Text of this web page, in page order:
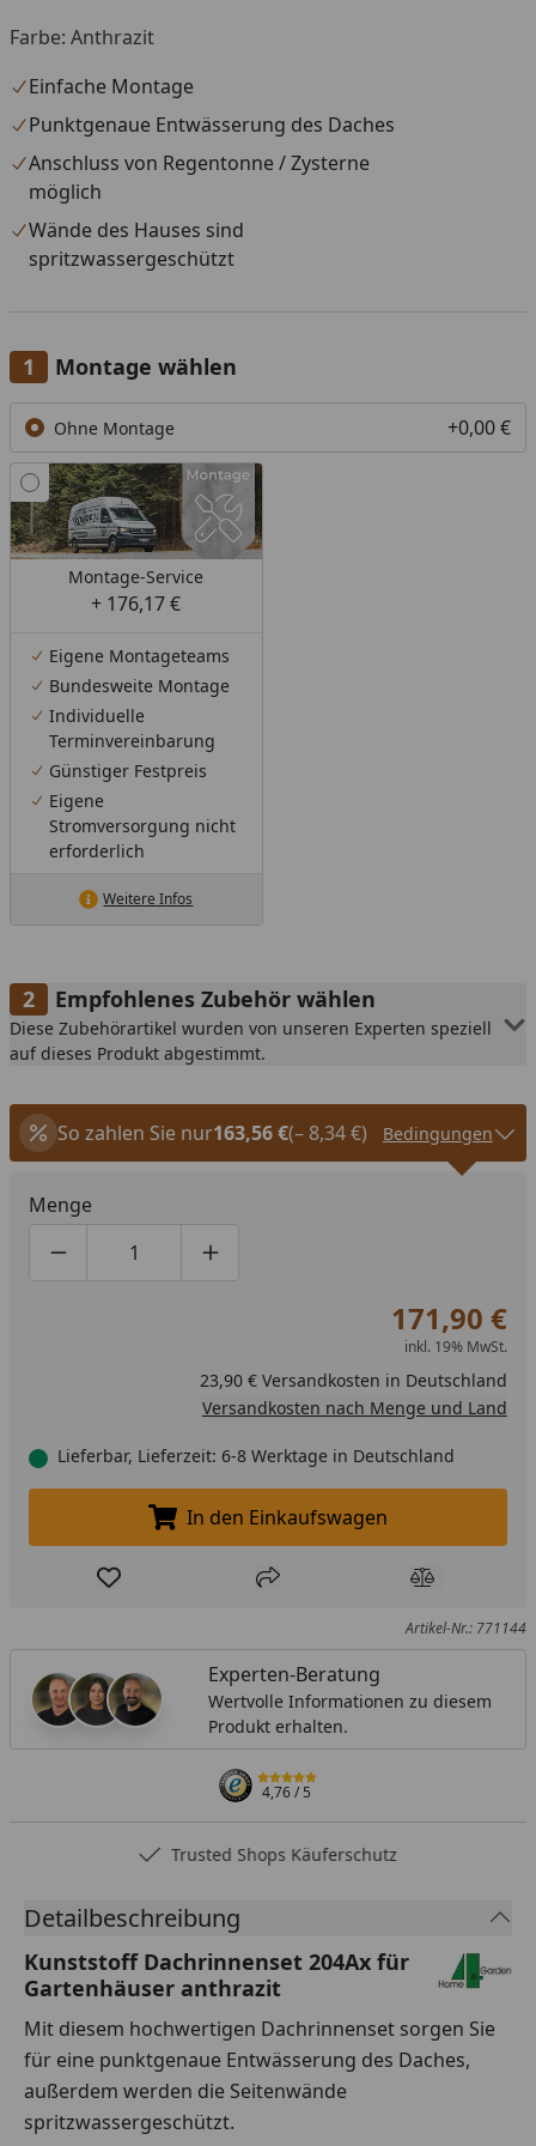
Farbe: Anthrazit
Einfache Montage
Punktgenaue Entwässerung des Daches
Anschluss von Regentonne / Zysterne
möglich
Wände des Hauses sind
spritzwassergeschützt
Montage wählen
Ohne Montage +0,00 €
Montage-Service
+ 176,17 €
Eigene Montageteams
Bundesweite Montage
Individuelle
Terminvereinbarung
Günstiger Festpreis
Eigene
Stromversorgung nicht
erforderlich
Weitere Infos
Empfohlenes Zubehör wählen
Diese Zubehörartikel wurden von unseren Experten speziell
auf dieses Produkt abgestimmt.
So zahlen Sie nur163,56 €(– 8,34 €) Bedingungen
Menge
Produktmenge um eins verringern
Produktmenge manuell eingeben
Produktmenge um eins erhöhen
171,90 €
inkl. 19% MwSt.
23,90 € Versandkosten in Deutschland
Versandkosten nach Menge und Land
Lieferbar, Lieferzeit: 6-8 Werktage in Deutschland
In den Einkaufswagen legen
In den Einkaufswagen
Produkt zur Wunschliste hinzufügen
Teilen Produkt
Artikel-Nr.: 771144
Experten-Beratung
Wertvolle Informationen zu diesem
Produkt erhalten.
4,76/ 5
Trusted Shops Käuferschutz
Detailbeschreibung
Kunststoff Dachrinnenset 204Ax für
Gartenhäuser anthrazit
Mit diesem hochwertigen Dachrinnenset sorgen Sie
für eine punktgenaue Entwässerung des Daches,
außerdem werden die Seitenwände
spritzwassergeschützt.